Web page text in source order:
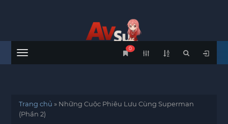
Menu
0
Trang chủ » Những Cuộc Phiêu Lưu Cùng Superman
(Phần 2)